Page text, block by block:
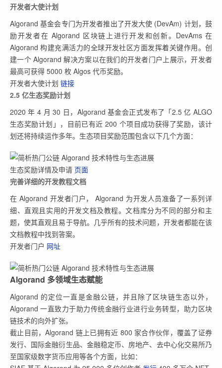
开发者大使计划
Algorand 基金会专门为开发者推出了开发大使 (DevAm) 计划，鼓
励开发者在 Algorand 区块链上进行开发和创新。DevAms 在
Algorand 构建充满活力的全球开发社区方面发挥着关键作用。创
建一个 Algorand 解决方案以在我们的开发者门户上展示，开发者
最高可获得 5000 枚 Algos 代币奖励。
开发者大使计划 链接
2.5 亿生态奖励计划
2020 年 4 月 30 日，Algorand 基金会正式发布了「2.5 亿 ALGO
生态奖励计划」，目前已有近 200 个项目成功获得了奖励，该计
划还将持续运作多年。生态项目奖励范围包含以下几个方面：
生态奖励详情及申请 页面
完善详细的开发教程文档
在 Algorand 开发者门户， Algorand 为开发人员准备了一系列详
细、直观且实用的开发文档及教程。文档库分为不同的部分和主
题，使其直观且易于导航。几乎所有的技术问题，开发者都能在该
文档教程中找到答案。
开发者门户 网址
Algorand 多领域生态赋能
Algorand 的定位一直是金融公链，并且除了区块链生态以外，
Algorand 一直致力于助力传统金融行业进行业务转型，助力区块
链技术的向外扩张。
截止目前，Algorand 链上已拥有近 800 家合作伙伴，覆盖了证券
发行、国际金融衍生品、金融稳定币、房地产、去中心化交易所乃
至国家级数字货币应用等各个方面，比如：